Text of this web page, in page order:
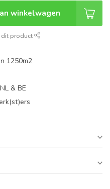
winkelwagen
dit product
1250m2
& BE